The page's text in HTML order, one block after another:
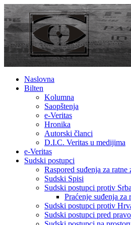
Naslovna
Bilten
Kolumna
Saopštenja
e-Veritas
Hronika
Autorski članci
D.I.C. Veritas u medijima
e-Veritas
Sudski postupci
Raspored suđenja za
Sudski Spisi
Sudski postupci protiv
Praćenje suđenja
Sudski postupci protiv
Sudski postupci pred